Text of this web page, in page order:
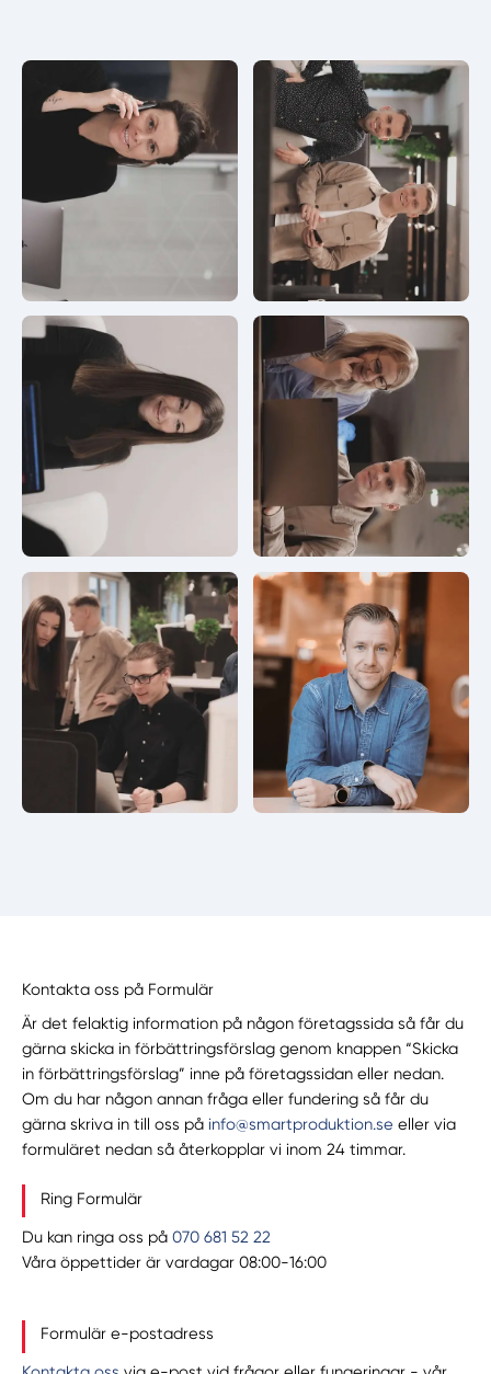
Kontakta oss på Formulär
Är det felaktig information på någon företagssida så får du
gärna skicka in förbättringsförslag genom knappen “Skicka
in förbättringsförslag” inne på företagssidan eller nedan.
Om du har någon annan fråga eller fundering så får du
gärna skriva in till oss på info@smartproduktion.se eller via
formuläret nedan så återkopplar vi inom 24 timmar.
Ring Formulär
Du kan ringa oss på070 681 52 22
Våra öppettider är vardagar 08:00-16:00
Formulär e-postadress